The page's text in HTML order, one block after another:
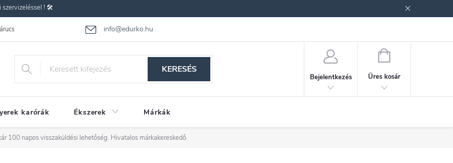
szervizeléssel ! 🛠️
info@edurko.hu
Gyakran ismételt kérdések
KERESÉS
Bejelentkezés
KOSÁR
Üres kosár
karórák Ékszerek Márkák
100 napos visszaküldési lehetőség. Hivatalos márkakereskedő.